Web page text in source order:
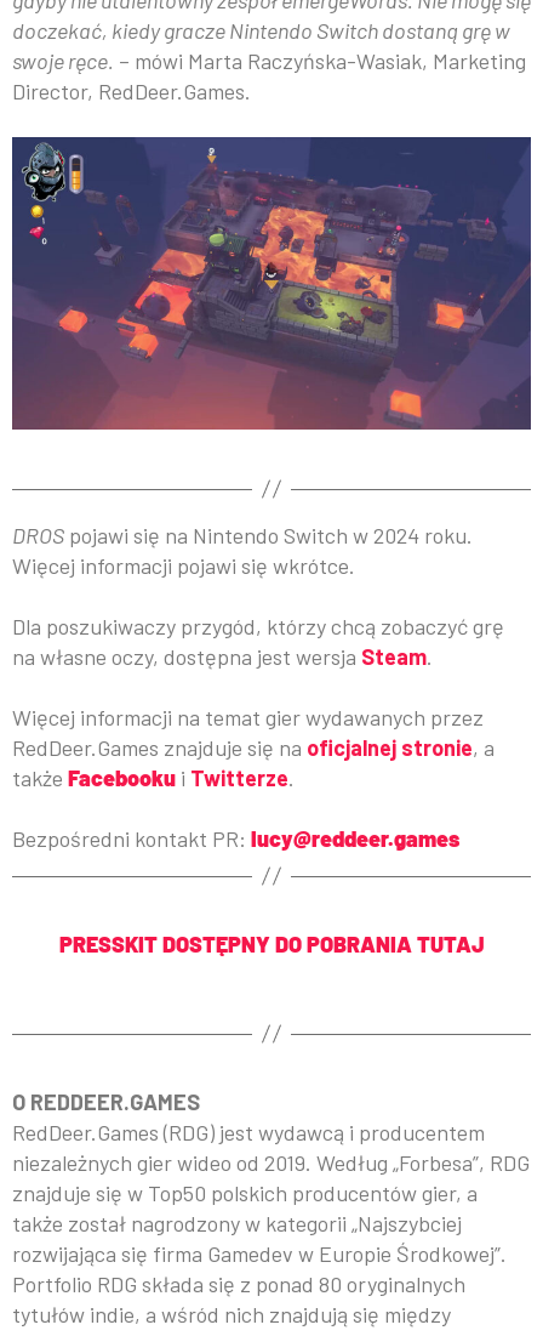
doczekać, kiedy gracze Nintendo Switch dostaną grę w
swoje ręce. – mówi Marta Raczyńska-Wasiak, Marketing
Director, RedDeer.Games.
DROS pojawi się na Nintendo Switch w 2024 roku.
Więcej informacji pojawi się wkrótce.
Dla poszukiwaczy przygód, którzy chcą zobaczyć grę
na własne oczy, dostępna jest wersja Steam.
Więcej informacji na temat gier wydawanych przez
RedDeer.Games znajduje się na oficjalnej stronie, a
także Facebooku i Twitterze.
Bezpośredni kontakt PR: lucy@reddeer.games
PRESSKIT DOSTĘPNY DO POBRANIA TUTAJ
O REDDEER.GAMES
RedDeer.Games (RDG) jest wydawcą i producentem
niezależnych gier wideo od 2019. Według „Forbesa”, RDG
znajduje się w Top50 polskich producentów gier, a
także został nagrodzony w kategorii „Najszybciej
rozwijająca się firma Gamedev w Europie Środkowej”.
Portfolio RDG składa się z ponad 80 oryginalnych
tytułów indie, a wśród nich znajdują się między